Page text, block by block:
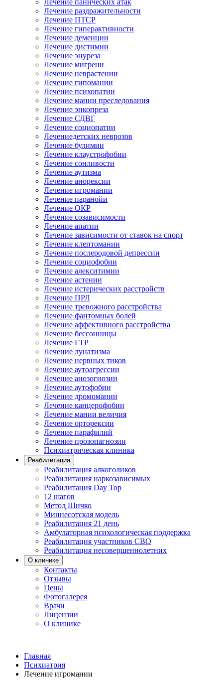
Лечение панических атак
Лечение раздражительности
Лечение ПТСР
Лечение гиперактивности
Лечение деменции
Лечение дистимии
Лечение энуреза
Лечение мигрени
Лечение неврастении
Лечение гипомании
Лечение психопатии
Лечение мании преследования
Лечение энкопреза
Лечение СДВГ
Лечение социопатии
Лечениедетских неврозов
Лечение булимии
Лечение клаустрофобии
Лечение сонливости
Лечение аутизма
Лечение анорексии
Лечение игромании
Лечение паранойи
Лечение ОКР
Лечение созависимости
Лечение апатии
Лечение зависимости от ставок на спорт
Лечение клептомании
Лечение послеродовой депрессии
Лечение социофобии
Лечение алекситимии
Лечение астении
Лечение истерических расстройств
Лечение ПРЛ
Лечение тревожного расстройства
Лечение фантомных болей
Лечение аффективного расстройства
Лечение бессонницы
Лечение ГТР
Лечение лунатизма
Лечение нервных тиков
Лечение аутоагрессии
Лечение анозогнозии
Лечение аутофобии
Лечение дромомании
Лечение канцерофобии
Лечение мании величия
Лечение орторексии
Лечение парафилий
Лечение прозопагнозии
Психиатрическая клиника
Реабилитация
Реабилитация алкоголиков
Реабилитация наркозависимых
Реабилитация Day Top
12 шагов
Метод Шичко
Миннесотская модель
Реабилитация 21 день
Амбулаторная психологическая поддержка
Реабилитация участников СВО
Реабилитация несовершеннолетних
О клинике
Контакты
Отзывы
Цены
Фотогалерея
Врачи
Лицензии
О клинике
Главная
Психиатрия
Лечение игромании